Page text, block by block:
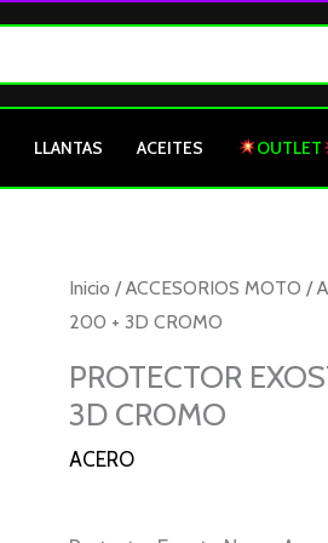
LLANTAS ACEITES OUTLET
Inicio /ACCESORIOS MOTO /
200 + 3D CROMO
PROTECTOR
3D CROMO
ACERO
PROTECTOR
EXOSTO
APACHE
160
4V,